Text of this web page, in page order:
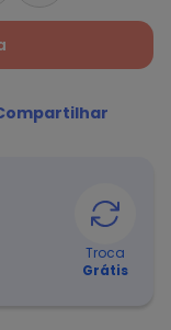
Troca
Grátis